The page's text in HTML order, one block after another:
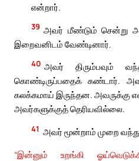
என்றார்.
39 அவர் மீண்டும் சென்று
இறைவனிடம் வேண்டினார்.
40 அவர் திரும்பவும்
கொண்டிருப்பதைக் கண்டார்.
கலக்கமாய் இருந்தன. அவருக்கு
அவர்களுக்குத் தெரியவில்லை.
41 அவர் மூன்றாம் முறை
“இன்னும் உறங்கி